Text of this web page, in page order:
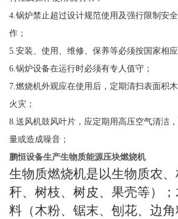
4.锅炉禁止超过设计规范使用及强行限制安
作；
5.安装、使用、维修、保养等必须按国家相应
6.锅炉设备在运行时必须有专人值守；
7.燃烧机外观应在使用后，定期清扫表面积
火灾；
8.送风机鼓风叶片，应定期用高压空气清洁
量或造成噪音；
鹏恒设备生产生物质能源压块燃烧机
生物质燃烧机是以生物质农
秆、树枝、树皮、果壳等）
料（木粉、锯末、刨花、边